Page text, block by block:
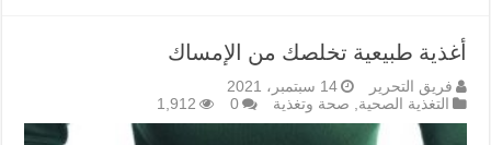
أغذية طبيعية تخلصك من الإمساك
فريق التحرير
14 سبتمبر، 2021
التغذية الصحية, صحة وتغذية 0
1,912